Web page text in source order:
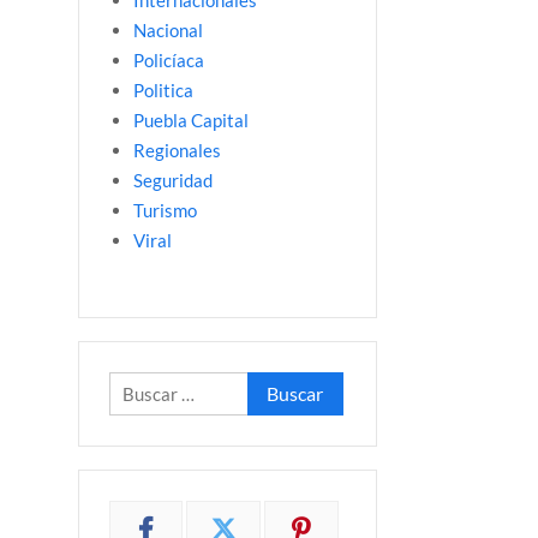
Nacional
Policíaca
Politica
Puebla Capital
Regionales
Seguridad
Turismo
Viral
Buscar: